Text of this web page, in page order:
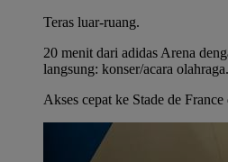
Teras luar-ruang.
20 menit dari adidas Arena
langsung: konser/acara olahraga.
Akses cepat ke Stade de